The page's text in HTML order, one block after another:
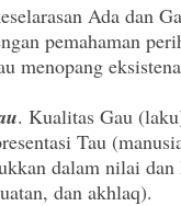
Ada dan
pemahaman
menopang
. Kualitas Gau
Tau
dalam nilai dan
dan akhlaq).